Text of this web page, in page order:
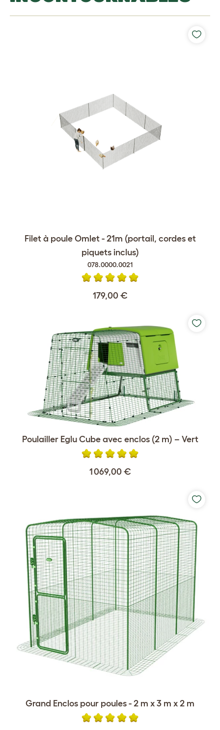
Filet à poule Omlet - 21m (portail, cordes et
piquets inclus)
078.0000.0021
179,00 €
Poulailler Eglu Cube avec enclos (2 m) – Vert
1 069,00 €
Grand Enclos pour poules - 2 m x 3 m x 2 m